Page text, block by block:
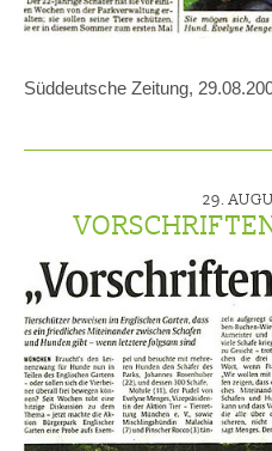
Süddeutsche Zeitung,
29.